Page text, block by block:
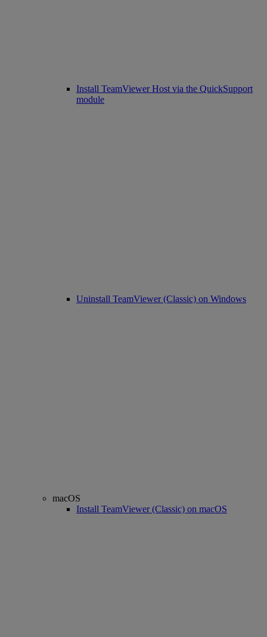
Install TeamViewer Host via the QuickSupport
module
Uninstall TeamViewer (Classic) on Windows
macOS
Install TeamViewer (Classic) on macOS